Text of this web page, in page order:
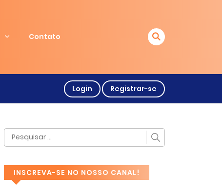
Contato
Login Registrar-se
INSCREVA-SE NO NOSSO CANAL!